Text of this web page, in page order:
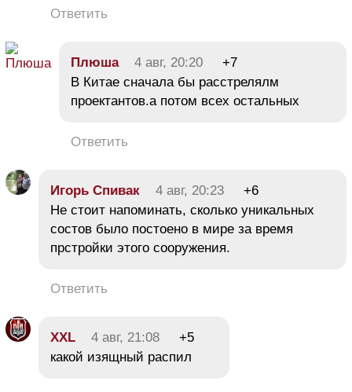
Ответить
Плюша 4 авг, 20:20
+7
В Китае сначала бы расстрелялм
проектантов.а потом всех остальных
Ответить
Игорь Спивак 4 авг, 20:23
+6
Не стоит напоминать, сколько уникальных
состов было постоено в мире за время
прстройки этого сооружения.
Ответить
XXL 4 авг, 21:08
+5
какой изящный распил